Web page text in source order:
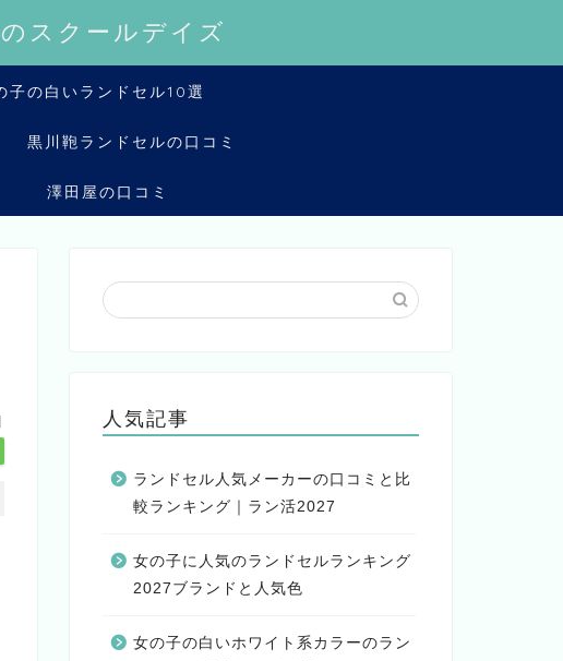
スクールデイズ
子の白いランドセル10選
黒川鞄ランドセルの口コミ
澤田屋の口コミ
人気記事
ランドセル人気メーカーの口コミと比
較ランキング｜ラン活2027
女の子に人気のランドセルランキング
2027ブランドと人気色
女の子の白いホワイト系カラーのラン